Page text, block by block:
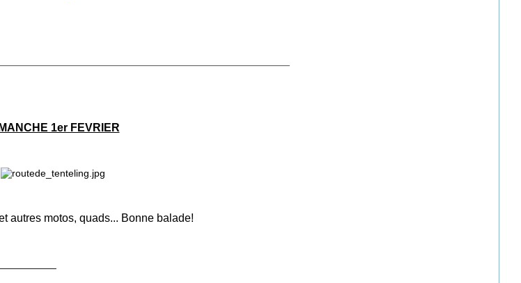
1er FEVRIER
autres motos, quads... Bonne balade!